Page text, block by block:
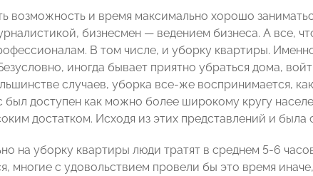
возможность и время максимально хорошо
бизнесмен — ведением бизнеса. А все,
В том числе, и уборку квартиры.
иногда бывает приятно убраться дома,
случаев, уборка все-же воспринимается,
доступен как можно более широкому кругу
достатком. Исходя из этих представлений и была
на уборку квартиры люди тратят в среднем 5-6
многие с удовольствием провели бы это время